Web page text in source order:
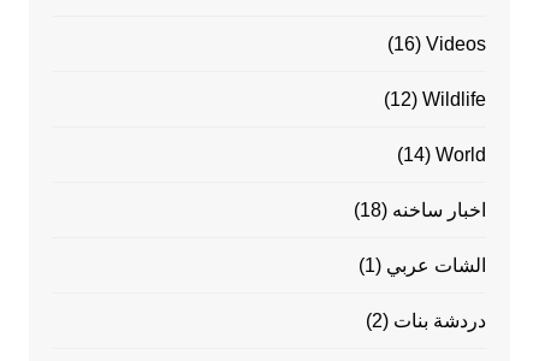
Videos
(16)
Wildlife
(12)
World
(14)
اخبار ساخنه (18)
الشات عربي (1)
دردشة بنات (2)